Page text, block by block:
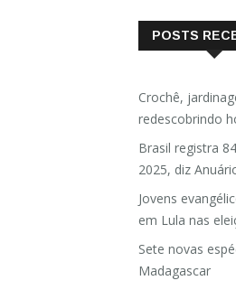
POSTS
Crochê,
redescobrindo
Brasil registra
2025, diz
Jovens
em Lula nas
Sete novas
Madagascar